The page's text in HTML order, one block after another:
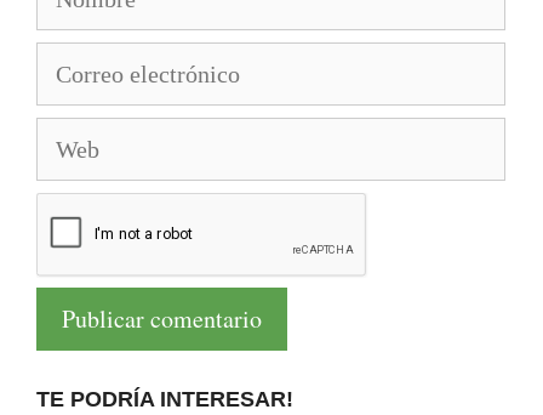
electrónico
TE PODRÍA INTERESAR!